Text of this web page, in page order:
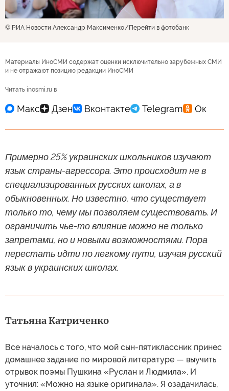
© РИА Новости Александр Максименко Перейти в фотобанк
Материалы ИноСМИ содержат оценки исключительно зарубежных СМИ
и не отражают позицию редакции ИноСМИ
Читать inosmi.ru в
Примерно 25% украинских школьников изучают
язык страны-агрессора. Это происходит не в
специализированных русских школах, а в
обыкновенных. Но известно, что существует
только то, чему мы позволяем существовать. И
ограничить чье-то влияние можно не только
запретами, но и новыми возможностями. Пора
перестать идти по легкому пути, изучая русский
язык в украинских школах.
Татьяна Катриченко
Все началось с того, что мой сын-пятиклассник принес
домашнее задание по мировой литературе — выучить
отрывок поэмы Пушкина «Руслан и Людмила». И
уточнил: «Можно на языке оригинала». Я озадачилась,